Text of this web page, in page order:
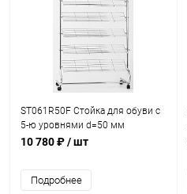
ST061R50F Стойка для обуви с
5-ю уровнями d=50 мм
10 780 ₽/ шт
Подробнее